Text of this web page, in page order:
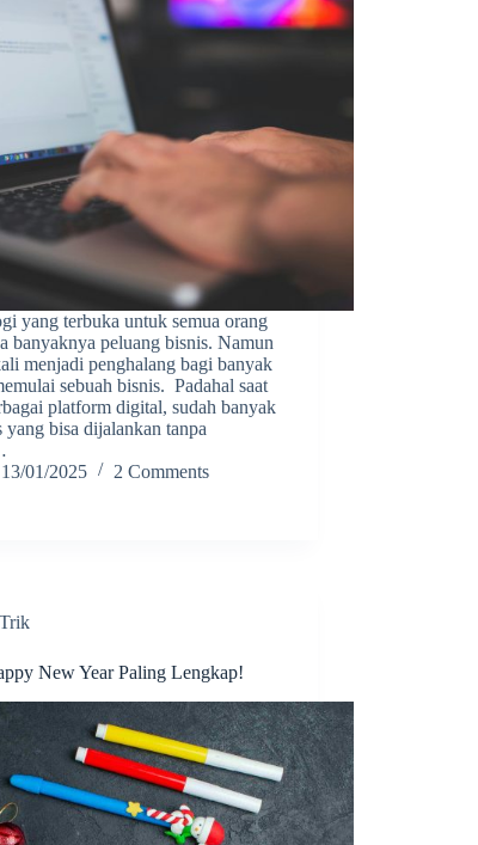
yang terbuka untuk semua orang
banyaknya peluang bisnis. Namun
menjadi penghalang bagi banyak
sebuah bisnis. Padahal saat
platform digital, sudah banyak
yang bisa dijalankan tanpa
13/01/2025 2 Comments
New Year Paling Lengkap!